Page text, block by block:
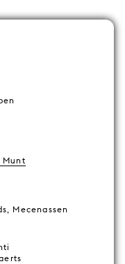
Munt
Mecenassen